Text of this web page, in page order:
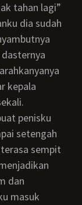
dia sudah
kepala
setengah
sempit
dan
masuk